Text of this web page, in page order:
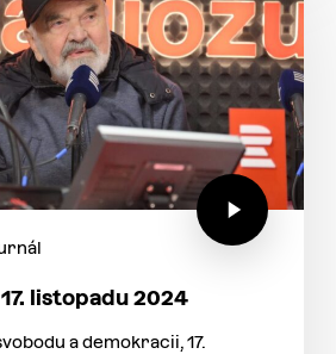
listopadu 2024
a demokracii, 17.